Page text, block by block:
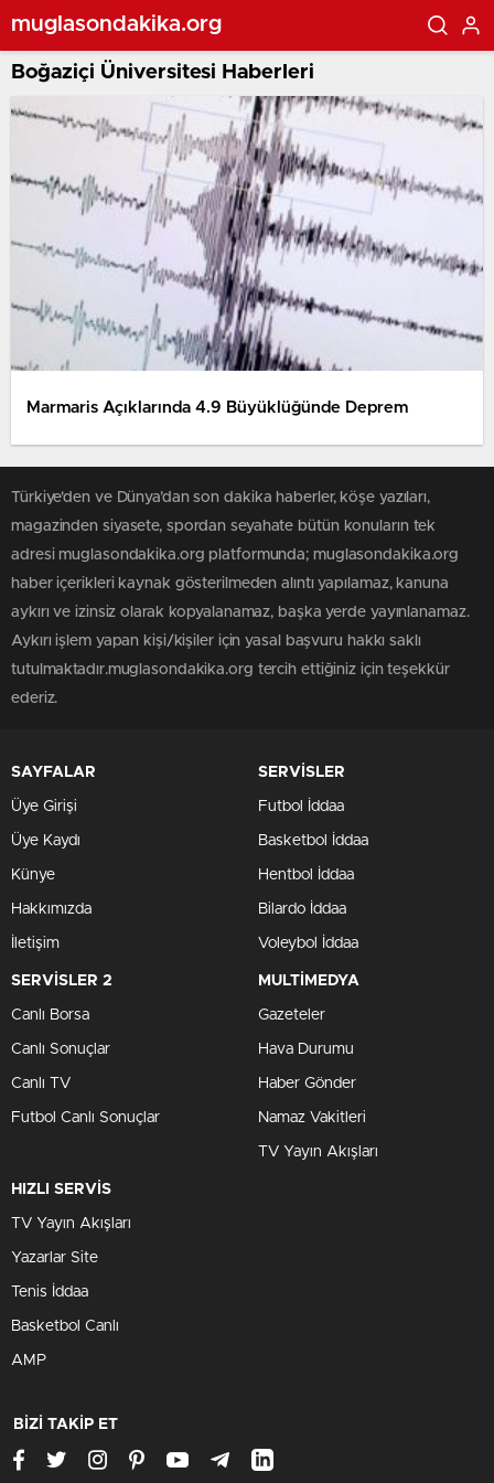
muglasondakika.org
Boğaziçi Üniversitesi Haberleri
Marmaris Açıklarında 4.9 Büyüklüğünde Deprem
Türkiye'den ve Dünya’dan son dakika haberler, köşe yazıları,
magazinden siyasete, spordan seyahate bütün konuların tek
adresi muglasondakika.org platformunda; muglasondakika.org
haber içerikleri kaynak gösterilmeden alıntı yapılamaz, kanuna
aykırı ve izinsiz olarak kopyalanamaz, başka yerde yayınlanamaz.
Aykırı işlem yapan kişi/kişiler için yasal başvuru hakkı saklı
tutulmaktadır.muglasondakika.org tercih ettiğiniz için teşekkür
ederiz.
SAYFALAR
Üye Girişi
Üye Kaydı
Künye
Hakkımızda
İletişim
SERVİSLER
Futbol İddaa
Basketbol İddaa
Hentbol İddaa
Bilardo İddaa
Voleybol İddaa
SERVİSLER 2
Canlı Borsa
Canlı Sonuçlar
Canlı TV
Futbol Canlı Sonuçlar
MULTİMEDYA
Gazeteler
Hava Durumu
Haber Gönder
Namaz Vakitleri
TV Yayın Akışları
HIZLI SERVİS
TV Yayın Akışları
Yazarlar Site
Tenis İddaa
Basketbol Canlı
AMP
BİZİ TAKİP ET